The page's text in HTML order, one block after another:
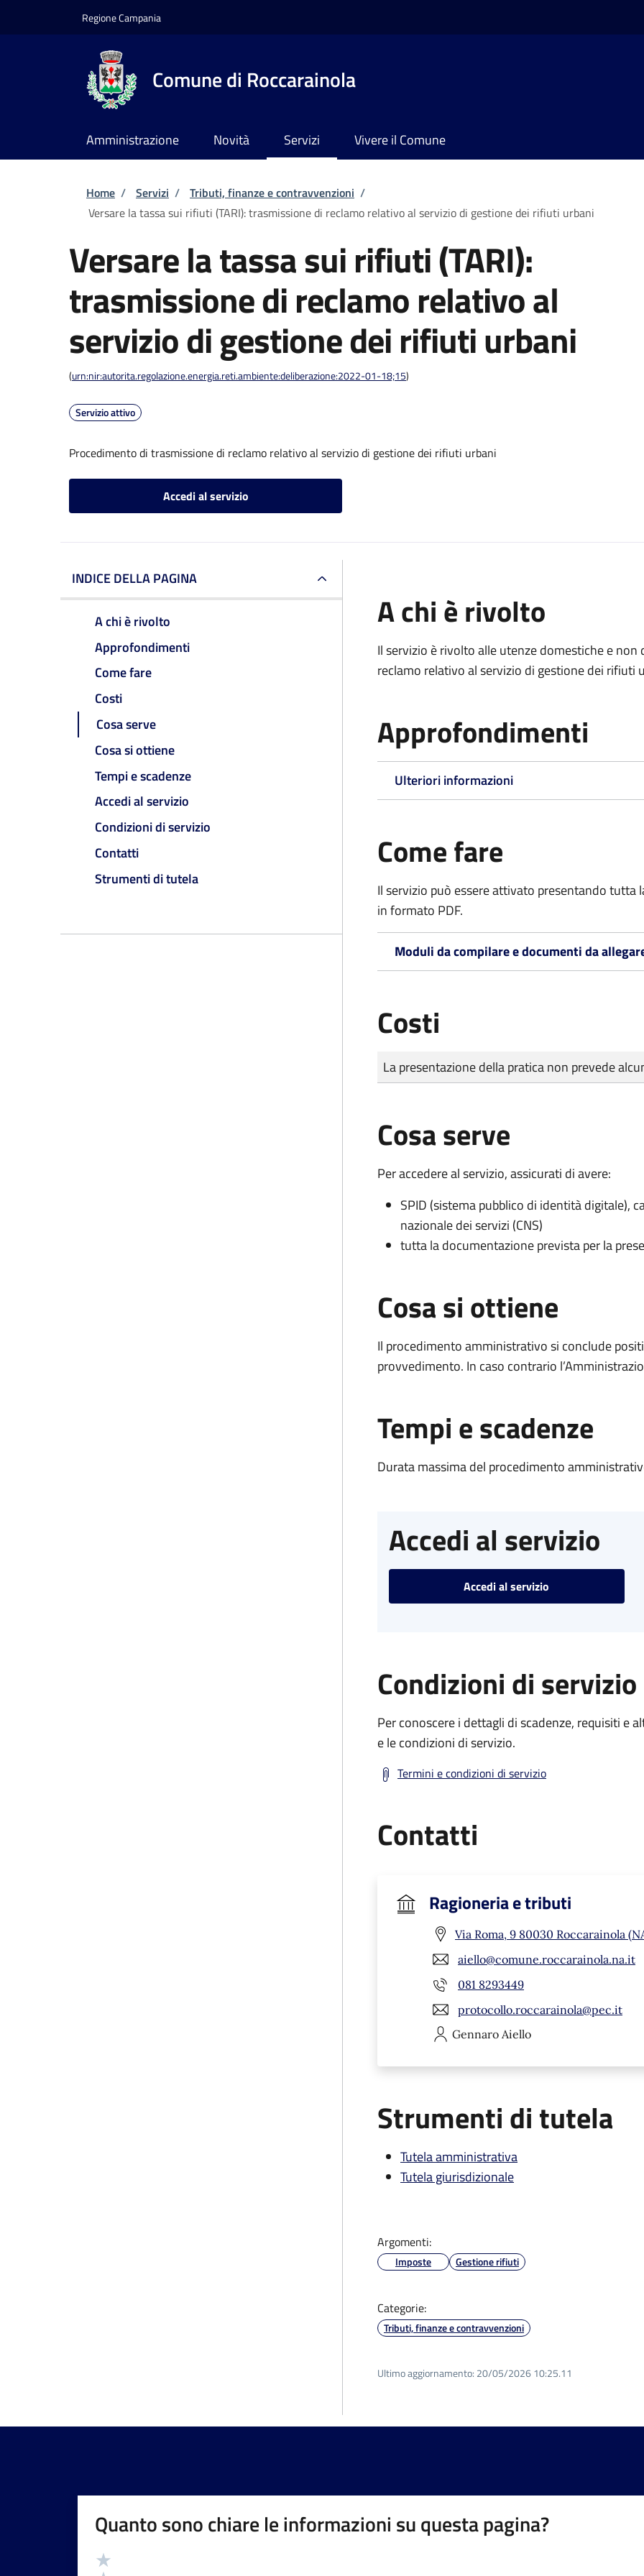
Regione Campania
Comune di Roccarainola
Amministrazione Novità Servizi Vivere il Comune
Briciole di pane
Home / Servizi / Tributi, finanze e contravvenzioni /
Versare la tassa sui rifiuti (TARI): trasmissione di reclamo relativo al servizio di gestione dei rifiuti urbani
Versare la tassa sui rifiuti (TARI):
trasmissione di reclamo relativo al
servizio di gestione dei rifiuti urbani
(urn:nir:autorita.regolazione.energia.reti.ambiente:deliberazione:2022-01-18;15)
Servizio attivo
Procedimento di trasmissione di reclamo relativo al servizio di gestione dei rifiuti urbani
Accedi al servizio
INDICE DELLA PAGINA
A chi è rivolto
Approfondimenti
Come fare
Costi
Cosa serve
Cosa si ottiene
Tempi e scadenze
Accedi al servizio
Condizioni di servizio
Contatti
Strumenti di tutela
A chi è rivolto
Il servizio è rivolto alle utenze domestiche e
reclamo relativo al servizio di gestione dei rifiuti
Approfondimenti
Ulteriori informazioni
Come fare
Il servizio può essere attivato presentando
in formato PDF.
Moduli da compilare e documenti da
Costi
Tipo di pagamento
Importo
La presentazione della pratica non prevede
Cosa serve
Per accedere al servizio, assicurati di avere:
SPID (sistema pubblico di identità digitale),
nazionale dei servizi (CNS)
tutta la documentazione prevista per la
Cosa si ottiene
Il procedimento amministrativo si conclude
provvedimento. In caso contrario
Tempi e scadenze
Durata massima del procedimento
Accedi al servizio
Accedi al servizio
Condizioni di servizio
Per conoscere i dettagli di scadenze, requisiti e
e le condizioni di servizio.
Termini e condizioni di servizio
Contatti
Ragioneria e tributi
Via Roma, 9 80030 Roccarainola
aiello@comune.roccarainola.na.it
081 8293449
protocollo.roccarainola@pec.it
Gennaro Aiello
Strumenti di tutela
Tutela amministrativa
Tutela giurisdizionale
Argomenti:
Imposte Gestione rifiuti
Categorie:
Tributi, finanze e contravvenzioni
Ultimo aggiornamento: 20/05/2026 10:25.11
Quanto sono chiare le informazioni su questa pagina?
Valutazione